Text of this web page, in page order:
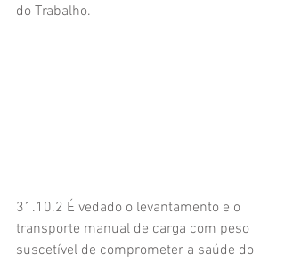
do Trabalho.
31.10.2 É vedado o levantamento e o
transporte manual de carga com peso
suscetível de comprometer a saúde do